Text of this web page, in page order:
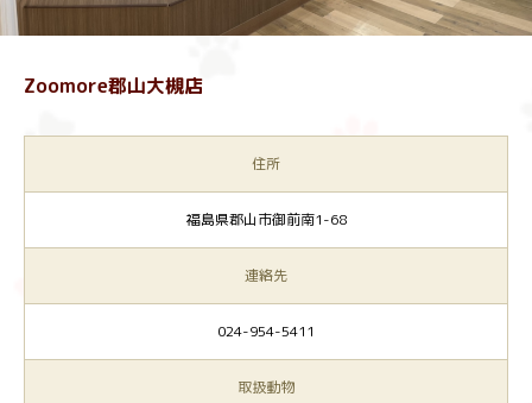
Zoomore郡山大槻店
住所
福島県郡山市御前南1-68
連絡先
024-954-5411
取扱動物